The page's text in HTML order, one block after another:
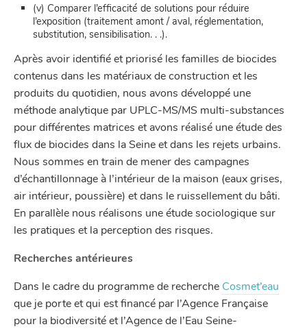
(v) Comparer l’efficacité de solutions pour réduire
l’exposition (traitement amont / aval, réglementation,
substitution, sensibilisation. . .).
Après avoir identifié et priorisé les familles de biocides
contenus dans les matériaux de construction et les
produits du quotidien, nous avons développé une
méthode analytique par UPLC-MS/MS multi-substances
pour différentes matrices et avons réalisé une étude des
flux de biocides dans la Seine et dans les rejets urbains.
Nous sommes en train de mener des campagnes
d’échantillonnage à l’intérieur de la maison (eaux grises,
air intérieur, poussière) et dans le ruissellement du bâti.
En parallèle nous réalisons une étude sociologique sur
les pratiques et la perception des risques.
Recherches antérieures
Dans le cadre du programme de recherche Cosmet’eau
que je porte et qui est financé par l’Agence Française
pour la biodiversité et l’Agence de l’Eau Seine-